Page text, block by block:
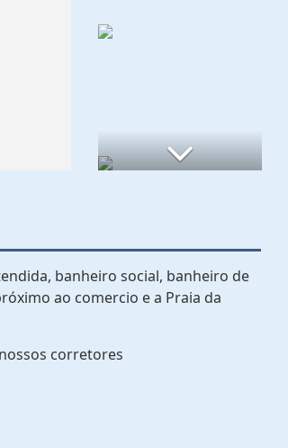
banheiro social, banheiro de
ao comercio e a Praia da
corretores